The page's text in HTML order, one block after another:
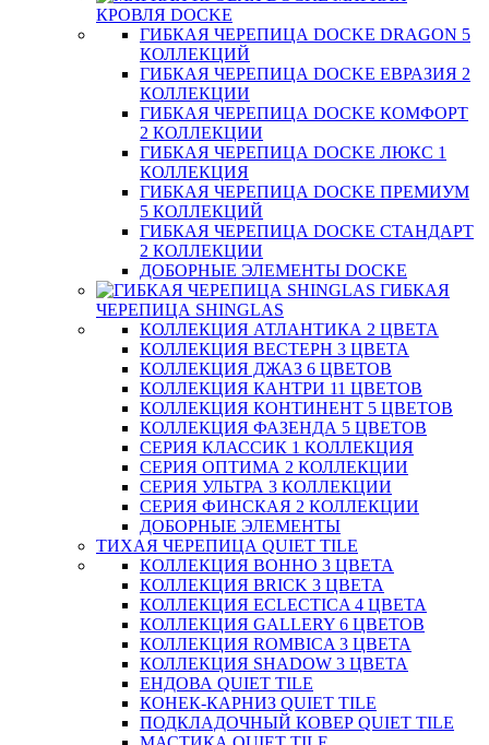
КРОВЛЯ DOCKE
ГИБКАЯ ЧЕРЕПИЦА DOCKE DRAGON 5
КОЛЛЕКЦИЙ
ГИБКАЯ ЧЕРЕПИЦА DOCKE ЕВРАЗИЯ 2
КОЛЛЕКЦИИ
ГИБКАЯ ЧЕРЕПИЦА DOCKE КОМФОРТ
2 КОЛЛЕКЦИИ
ГИБКАЯ ЧЕРЕПИЦА DOCKE ЛЮКС 1
КОЛЛЕКЦИЯ
ГИБКАЯ ЧЕРЕПИЦА DOCKE ПРЕМИУМ
5 КОЛЛЕКЦИЙ
ГИБКАЯ ЧЕРЕПИЦА DOCKE СТАНДАРТ
2 КОЛЛЕКЦИИ
ДОБОРНЫЕ ЭЛЕМЕНТЫ DOCKE
ГИБКАЯ
ЧЕРЕПИЦА SHINGLAS
КОЛЛЕКЦИЯ АТЛАНТИКА 2 ЦВЕТА
КОЛЛЕКЦИЯ ВЕСТЕРН 3 ЦВЕТА
КОЛЛЕКЦИЯ ДЖАЗ 6 ЦВЕТОВ
КОЛЛЕКЦИЯ КАНТРИ 11 ЦВЕТОВ
КОЛЛЕКЦИЯ КОНТИНЕНТ 5 ЦВЕТОВ
КОЛЛЕКЦИЯ ФАЗЕНДА 5 ЦВЕТОВ
СЕРИЯ КЛАССИК 1 КОЛЛЕКЦИЯ
СЕРИЯ ОПТИМА 2 КОЛЛЕКЦИИ
СЕРИЯ УЛЬТРА 3 КОЛЛЕКЦИИ
СЕРИЯ ФИНСКАЯ 2 КОЛЛЕКЦИИ
ДОБОРНЫЕ ЭЛЕМЕНТЫ
ТИХАЯ ЧЕРЕПИЦА QUIET TILE
КОЛЛЕКЦИЯ BOHHO 3 ЦВЕТА
КОЛЛЕКЦИЯ BRICK 3 ЦВЕТА
КОЛЛЕКЦИЯ ECLECTICA 4 ЦВЕТА
КОЛЛЕКЦИЯ GALLERY 6 ЦВЕТОВ
КОЛЛЕКЦИЯ ROMBICA 3 ЦВЕТА
КОЛЛЕКЦИЯ SHADOW 3 ЦВЕТА
ЕНДОВА QUIET TILE
КОНЕК-КАРНИЗ QUIET TILE
ПОДКЛАДОЧНЫЙ КОВЕР QUIET TILE